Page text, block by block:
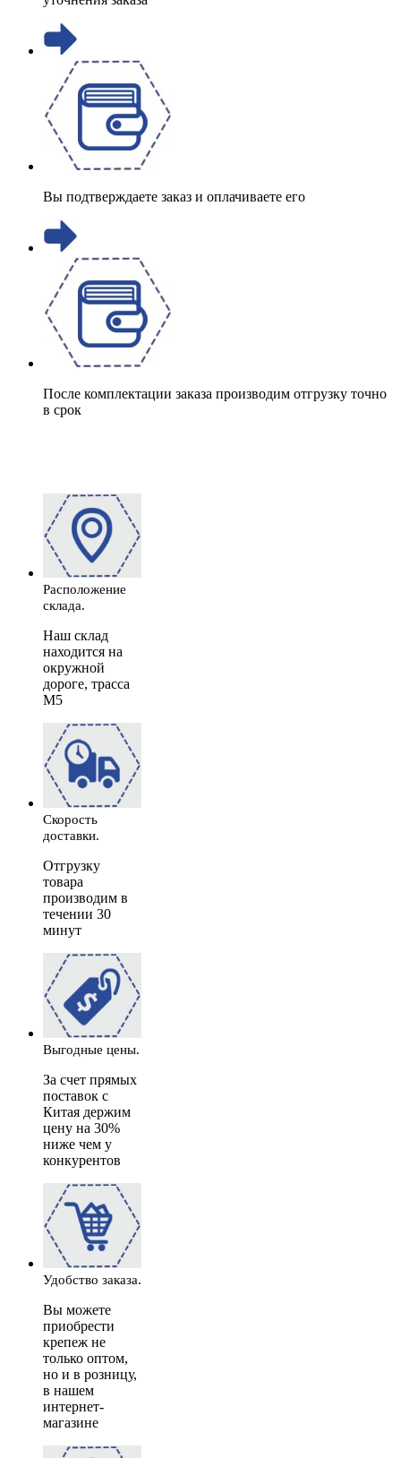
Вы подтверждаете заказ и оплачиваете его
После комплектации заказа производим отгрузку точно
в срок
Расположение
склада.
Наш склад
находится на
окружной
дороге, трасса
М5
Скорость
доставки.
Отгрузку
товара
производим в
течении 30
минут
Выгодные цены.
За счет прямых
поставок с
Китая держим
цену на 30%
ниже чем у
конкурентов
Удобство заказа.
Вы можете
приобрести
крепеж не
только оптом,
но и в розницу,
в нашем
интернет-
магазине